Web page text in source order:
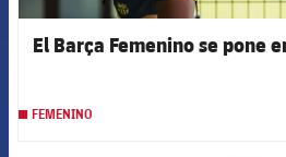
El Barça Femenino se pone
FEMENINO